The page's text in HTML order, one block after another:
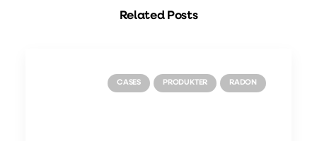
Related Posts
CASES PRODUKTER RADON